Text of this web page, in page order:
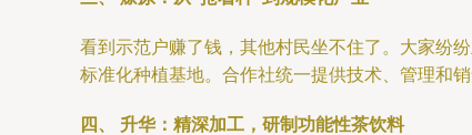
看到示范户赚了钱，其他村民坐不住了。大家纷
标准化种植基地。合作社统一提供技术、管理和
四、 升华：精深加工，研制功能性茶饮料